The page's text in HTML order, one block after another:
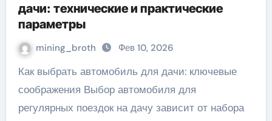
дачи: технические и практические
параметры
mining_broth Фев 10, 2026
Как выбрать автомобиль для дачи: ключевые
соображения Выбор автомобиля для
регулярных поездок на дачу зависит от набора